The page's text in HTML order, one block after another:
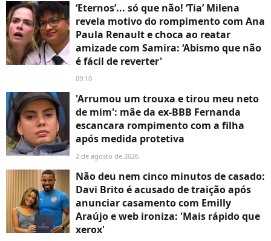
‘Eternos’... só que não! ‘Tia’ Milena
revela motivo do rompimento com Ana
Paula Renault e choca ao reatar
amizade com Samira: ‘Abismo que não
é fácil de reverter'
09:10
'Arrumou um trouxa e tirou meu neto
de mim': mãe da ex-BBB Fernanda
escancara rompimento com a filha
após medida protetiva
2 de agosto de 2026
Não deu nem cinco minutos de casado:
Davi Brito é acusado de traição após
anunciar casamento com Emilly
Araújo e web ironiza: 'Mais rápido que
xerox'